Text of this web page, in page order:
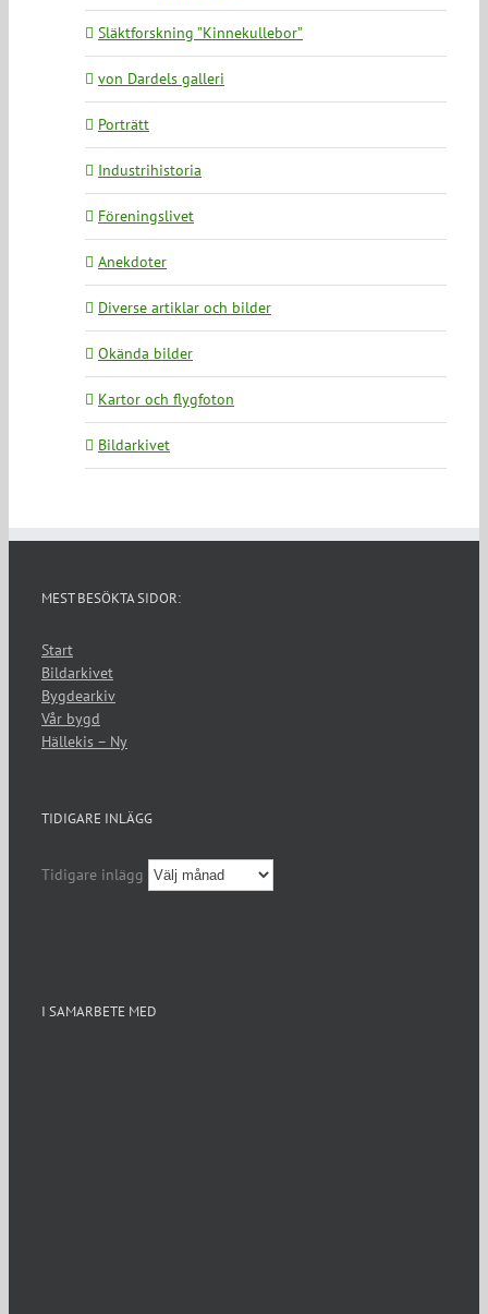
Släktforskning ”Kinnekullebor”
von Dardels galleri
Porträtt
Industrihistoria
Föreningslivet
Anekdoter
Diverse artiklar och bilder
Okända bilder
Kartor och flygfoton
Bildarkivet
MEST BESÖKTA SIDOR:
Start
Bildarkivet
Bygdearkiv
Vår bygd
Hällekis – Ny
TIDIGARE INLÄGG
Tidigare inlägg
I SAMARBETE MED